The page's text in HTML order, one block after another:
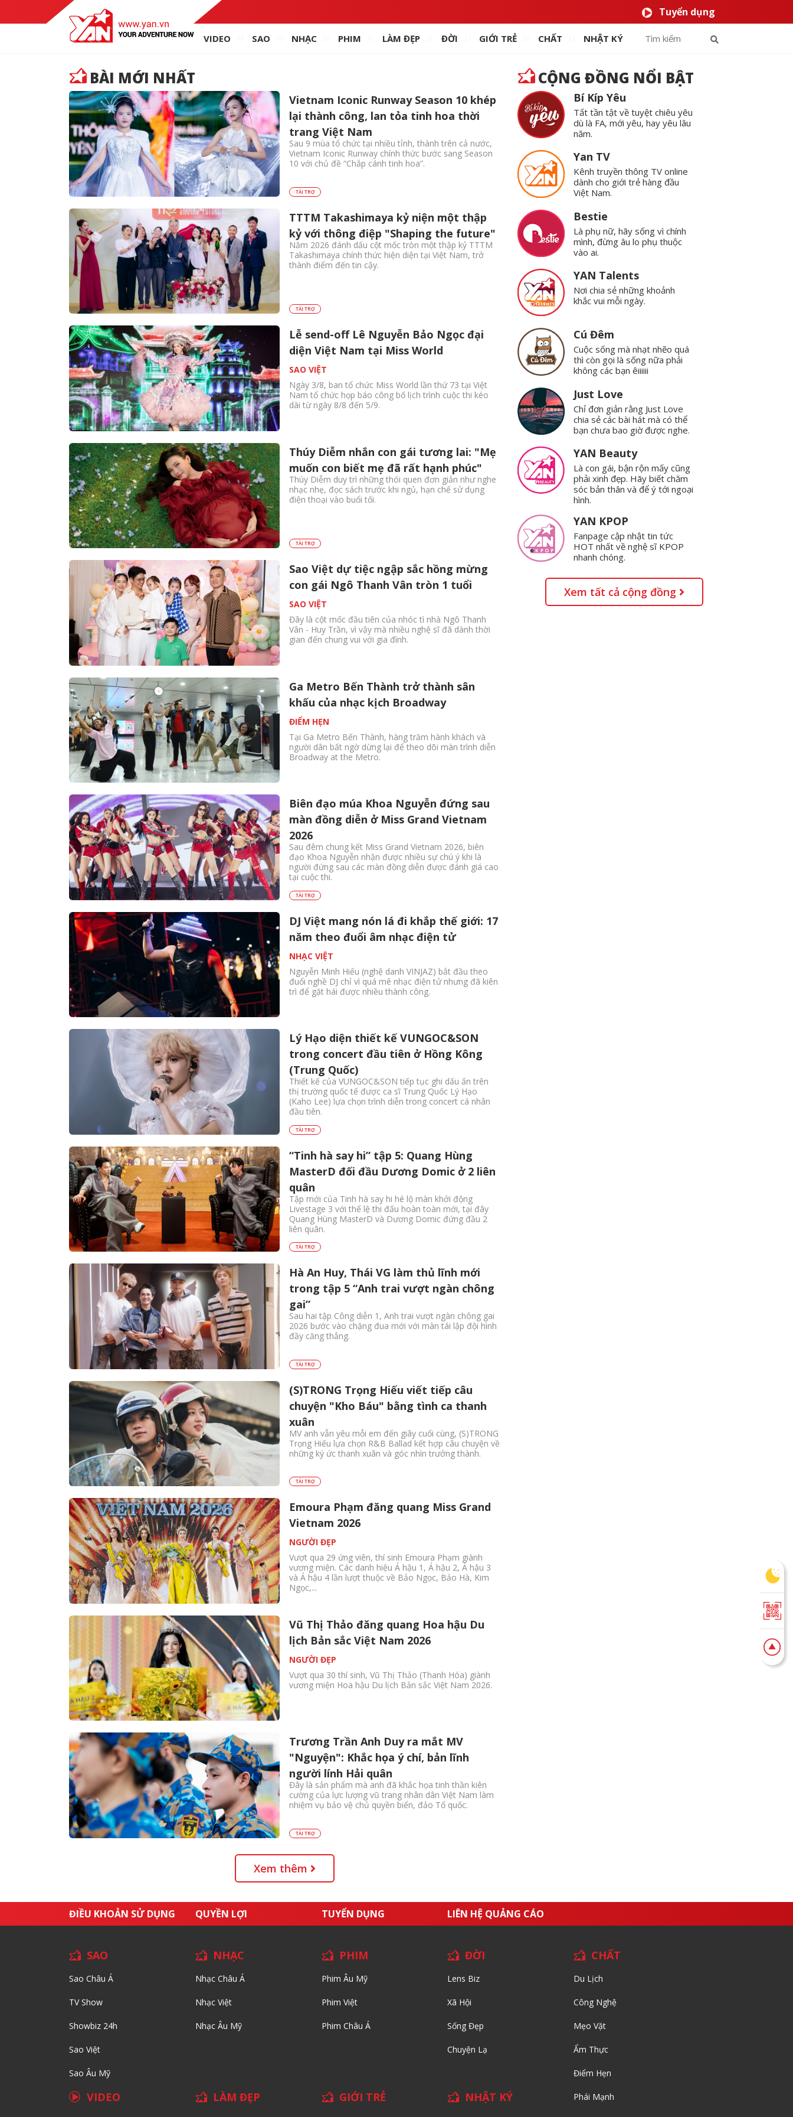
Tuyển dụng
VIDEO SAO NHẠC PHIM LÀM ĐẸP ĐỜI GIỚI TRẺ CHẤT NHẬT KÝ
BÀI MỚI NHẤT
Vietnam Iconic Runway Season 10 khép
lại thành công, lan tỏa tinh hoa thời
trang Việt Nam
Sau 9 mùa tổ chức tại nhiều tỉnh, thành trên cả nước,
Vietnam Iconic Runway chính thức bước sang Season
10 với chủ đề “Chắp cánh tinh hoa”.
TÀI TRỢ
TTTM Takashimaya kỷ niện một thập
kỷ với thông điệp "Shaping the future"
Năm 2026 đánh dấu cột mốc tròn một thập kỷ TTTM
Takashimaya chính thức hiện diện tại Việt Nam, trở
thành điểm đến tin cậy.
TÀI TRỢ
Lễ send-off Lê Nguyễn Bảo Ngọc đại
diện Việt Nam tại Miss World
SAO VIỆT
Ngày 3/8, ban tổ chức Miss World lần thứ 73 tại Việt
Nam tổ chức họp báo công bố lịch trình cuộc thi kéo
dài từ ngày 8/8 đến 5/9.
Thúy Diễm nhắn con gái tương lai: "Mẹ
muốn con biết mẹ đã rất hạnh phúc"
Thúy Diễm duy trì những thói quen đơn giản như nghe
nhạc nhẹ, đọc sách trước khi ngủ, hạn chế sử dụng
điện thoại vào buổi tối.
TÀI TRỢ
Sao Việt dự tiệc ngập sắc hồng mừng
con gái Ngô Thanh Vân tròn 1 tuổi
SAO VIỆT
Đây là cột mốc đầu tiên của nhóc tì nhà Ngô Thanh
Vân - Huy Trần, vì vậy mà nhiều nghệ sĩ đã dành thời
gian đến chung vui với gia đình.
Ga Metro Bến Thành trở thành sân
khấu của nhạc kịch Broadway
ĐIỂM HẸN
Tại Ga Metro Bến Thành, hàng trăm hành khách và
người dân bất ngờ dừng lại để theo dõi màn trình diễn
Broadway at the Metro.
Biên đạo múa Khoa Nguyễn đứng sau
màn đồng diễn ở Miss Grand Vietnam
2026
Sau đêm chung kết Miss Grand Vietnam 2026, biên
đạo Khoa Nguyễn nhận được nhiều sự chú ý khi là
người đứng sau các màn đồng diễn được đánh giá cao
tại cuộc thi.
TÀI TRỢ
DJ Việt mang nón lá đi khắp thế giới: 17
năm theo đuổi âm nhạc điện tử
NHẠC VIỆT
Nguyễn Minh Hiếu (nghệ danh VINJAZ) bắt đầu theo
đuổi nghề DJ chỉ vì quá mê nhạc điện tử nhưng đã kiên
trì để gặt hái được nhiều thành công.
Lý Hạo diện thiết kế VUNGOC&SON
trong concert đầu tiên ở Hồng Kông
(Trung Quốc)
Thiết kế của VUNGOC&SON tiếp tục ghi dấu ấn trên
thị trường quốc tế được ca sĩ Trung Quốc Lý Hạo
(Kaho Lee) lựa chọn trình diễn trong concert cá nhân
đầu tiên.
TÀI TRỢ
“Tinh hà say hi” tập 5: Quang Hùng
MasterD đối đầu Dương Domic ở 2 liên
quân
Tập mới của Tinh hà say hi hé lộ màn khởi động
Livestage 3 với thể lệ thi đấu hoàn toàn mới, tại đây
Quang Hùng MasterD và Dương Domic đứng đầu 2
liên quân.
TÀI TRỢ
Hà An Huy, Thái VG làm thủ lĩnh mới
trong tập 5 “Anh trai vượt ngàn chông
gai”
Sau hai tập Công diễn 1, Anh trai vượt ngàn chông gai
2026 bước vào chặng đua mới với màn tái lập đội hình
đầy căng thẳng.
TÀI TRỢ
(S)TRONG Trọng Hiếu viết tiếp câu
chuyện "Kho Báu" bằng tình ca thanh
xuân
MV anh vẫn yêu mỗi em đến giây cuối cùng, (S)TRONG
Trọng Hiếu lựa chọn R&B Ballad kết hợp câu chuyện về
những ký ức thanh xuân và góc nhìn trưởng thành.
TÀI TRỢ
Emoura Phạm đăng quang Miss Grand
Vietnam 2026
NGƯỜI ĐẸP
Vượt qua 29 ứng viên, thí sinh Emoura Phạm giành
vương miện. Các danh hiệu Á hậu 1, Á hậu 2, Á hậu 3
và Á hậu 4 lần lượt thuộc về Bảo Ngọc, Bảo Hà, Kim
Ngọc,...
Vũ Thị Thảo đăng quang Hoa hậu Du
lịch Bản sắc Việt Nam 2026
NGƯỜI ĐẸP
Vượt qua 30 thí sinh, Vũ Thị Thảo (Thanh Hóa) giành
vương miện Hoa hậu Du lịch Bản sắc Việt Nam 2026.
Trương Trần Anh Duy ra mắt MV
"Nguyện": Khắc họa ý chí, bản lĩnh
người lính Hải quân
Đây là sản phẩm mà anh đã khắc họa tinh thần kiên
cường của lực lượng vũ trang nhân dân Việt Nam làm
nhiệm vụ bảo vệ chủ quyền biển, đảo Tổ quốc.
TÀI TRỢ
Xem thêm
CỘNG ĐỒNG NỔI BẬT
Bí Kíp Yêu
Tất tần tật về tuyệt chiêu yêu
dù là FA, mới yêu, hay yêu lâu
năm.
Yan TV
Kênh truyền thông TV online
dành cho giới trẻ hàng đầu
Việt Nam.
Bestie
Là phụ nữ, hãy sống vì chính
mình, đừng âu lo phụ thuộc
vào ai.
YAN Talents
Nơi chia sẻ những khoảnh
khắc vui mỗi ngày.
Cú Đêm
Cuộc sống mà nhạt nhẽo quá
thì còn gọi là sống nữa phải
không các bạn êiiiiii
Just Love
Chỉ đơn giản rằng Just Love
chia sẻ các bài hát mà có thể
bạn chưa bao giờ được nghe.
YAN Beauty
Là con gái, bận rộn mấy cũng
phải xinh đẹp. Hãy biết chăm
sóc bản thân và để ý tới ngoại
hình.
YAN KPOP
Fanpage cập nhật tin tức
HOT nhất về nghệ sĩ KPOP
nhanh chóng.
Xem tất cả cộng đồng
ĐIỀU KHOẢN SỬ DỤNG QUYỀN LỢI TUYỂN DỤNG LIÊN HỆ QUẢNG CÁO
SAO
Sao Châu Á
TV Show
Showbiz 24h
Sao Việt
Sao Âu Mỹ
NHẠC
Nhạc Châu Á
Nhạc Việt
Nhạc Âu Mỹ
PHIM
Phim Âu Mỹ
Phim Việt
Phim Châu Á
ĐỜI
Lens Biz
Xã Hội
Sống Đẹp
Chuyện Lạ
VIDEO LÀM ĐẸP GIỚI TRẺ NHẬT KÝ
CHẤT
Du Lịch
Công Nghệ
Mẹo Vặt
Ẩm Thực
Điểm Hẹn
Phái Mạnh